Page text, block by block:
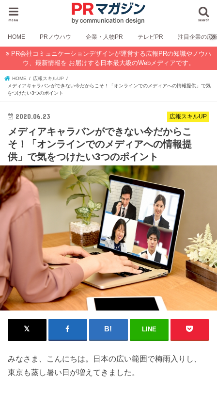
search
menu
HOME PRノウハウ 企業・人物PR テレビPR 注目企業の広
PR会社コミュニケーションデザインが運営する広報PRの知識やノウハ
ウ、最新情報を お届けする日本最大級のWebメディアです。
HOME
広報スキルUP
メディアキャラバンができない今だからこそ！「オンラインでのメディアへの情報提供」で気
をつけたい3つのポイント
広報スキルUP
2020.06.23
メディアキャラバンができない今だからこ
そ！「オンラインでのメディアへの情報提
供」で気をつけたい3つのポイント
LINE
みなさま、こんにちは。日本の広い範囲で梅雨入りし、
東京も蒸し暑い日が増えてきました。